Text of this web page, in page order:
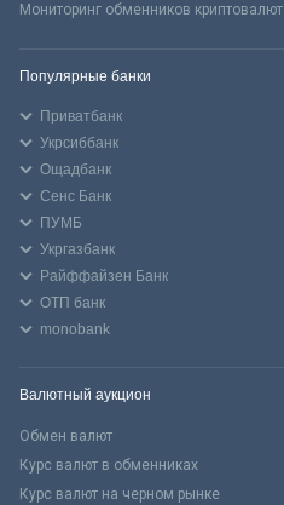
Мониторинг обменников криптовалют
Популярные банки
Приватбанк
Укрсиббанк
Ощадбанк
Сенс Банк
ПУМБ
Укргазбанк
Райффайзен Банк
ОТП банк
monobank
Валютный аукцион
Обмен валют
Курс валют в обменниках
Курс валют на черном рынке